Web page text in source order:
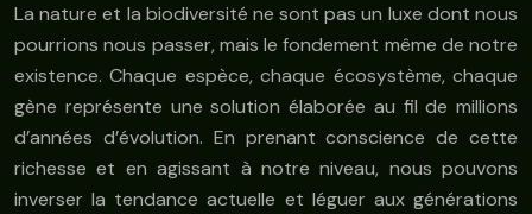
La nature et la biodiversité ne sont pas un luxe dont nous
pourrions nous passer, mais le fondement même de notre
existence. Chaque espèce, chaque écosystème, chaque
gène représente une solution élaborée au fil de millions
d’années d’évolution. En prenant conscience de cette
richesse et en agissant à notre niveau, nous pouvons
inverser la tendance actuelle et léguer aux générations